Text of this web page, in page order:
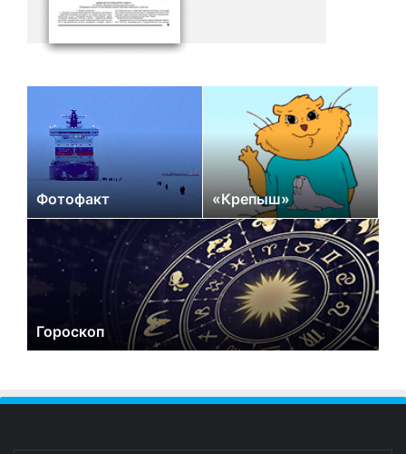
Фотофакт «Крепыш»
Гороскоп